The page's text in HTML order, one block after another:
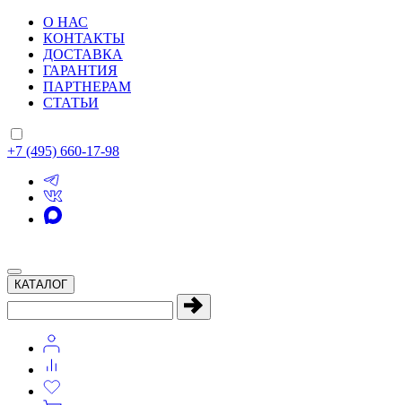
О НАС
КОНТАКТЫ
ДОСТАВКА
ГАРАНТИЯ
ПАРТНЕРАМ
СТАТЬИ
+7 (495) 660-17-98
КАТАЛОГ